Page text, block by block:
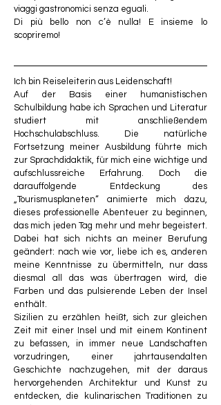
viaggi gastronomici senza eguali.
Di più bello non c’è nulla! E insieme lo
scopriremo!
Ich bin Reiseleiterin aus Leidenschaft!
Auf der Basis einer humanistischen
Schulbildung habe ich Sprachen und Literatur
studiert mit anschließendem
Hochschulabschluss. Die natürliche
Fortsetzung meiner Ausbildung führte mich
zur Sprachdidaktik, für mich eine wichtige und
aufschlussreiche Erfahrung. Doch die
darauffolgende Entdeckung des
„Tourismusplaneten“ animierte mich dazu,
dieses professionelle Abenteuer zu beginnen,
das mich jeden Tag mehr und mehr begeistert.
Dabei hat sich nichts an meiner Berufung
geändert: nach wie vor, liebe ich es, anderen
meine Kenntnisse zu übermitteln, nur dass
diesmal all das was übertragen wird, die
Farben und das pulsierende Leben der Insel
enthält.
Sizilien zu erzählen heißt, sich zur gleichen
Zeit mit einer Insel und mit einem Kontinent
zu befassen, in immer neue Landschaften
vorzudringen, einer jahrtausendalten
Geschichte nachzugehen, mit der daraus
hervorgehenden Architektur und Kunst zu
entdecken, die kulinarischen Traditionen zu